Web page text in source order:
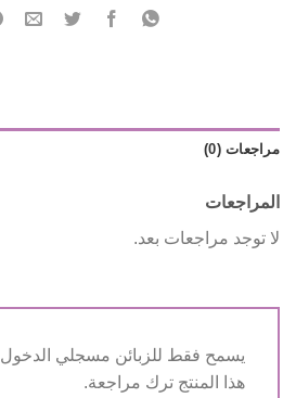
مراجعات (0)
المراجعات
لا توجد مراجعات بعد.
يسمح فقط للزبائن مسجلي الدخول
هذا المنتج ترك مراجعة.